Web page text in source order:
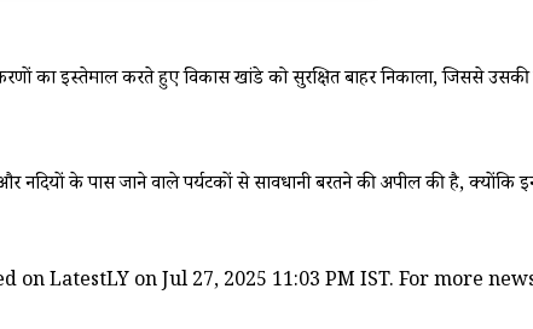
का इस्तेमाल करते हुए विकास खांडे को सुरक्षित बाहर निकाला, जिससे
नदियों के पास जाने वाले पर्यटकों से सावधानी बरतने की अपील की है,
on LatestLY on Jul 27, 2025 11:03 PM IST. For more